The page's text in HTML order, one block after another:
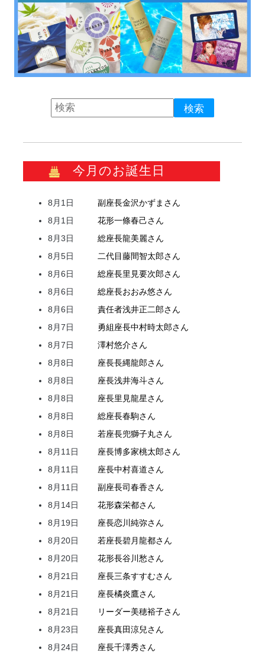
今月のお誕生日
8月1日 副座長金沢かずま さん
8月1日
花形一條春己さん
8月3日
総座長龍美麗さん
8月5日
二代目藤間智太郎さん
8月6日
総座長里見要次郎さん
8月6日
総座長おおみ悠さん
8月6日
責任者浅井正二郎さん
8月7日
勇組座長中村時太郎さん
8月7日
澤村悠介さん
8月8日
座長長縄龍郎さん
8月8日
座長浅井海斗さん
8月8日
座長里見龍星さん
8月8日
総座長春駒さん
8月8日
若座長兜獅子丸さん
8月11日
座長博多家桃太郎さん
8月11日
座長中村喜道さん
8月11日
副座長司春香さん
8月14日
花形森栄都さん
8月19日
座長恋川純弥さん
8月20日
若座長碧月龍都さん
8月20日
花形長谷川愁さん
8月21日
座長三条すすむさん
8月21日
座長橘炎鷹さん
8月21日
リーダー美穂裕子さん
8月23日
座長真田涼兒さん
8月24日
座長千澤秀さん